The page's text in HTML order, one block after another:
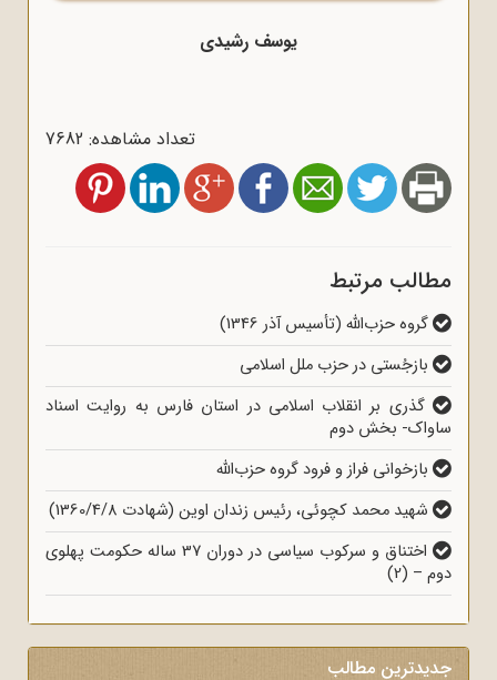
یوسف رشیدی
تعداد مشاهده: 7682
مطالب مرتبط
گروه حزب‌الله (تأسیس آذر 1346)
بازجُستی در حزب ملل اسلامی
گذری بر انقلاب اسلامی در استان فارس به روایت اسناد
ساواک- بخش دوم
بازخوانی فراز و فرود گروه حزب‌الله
شهید محمد کچوئی، رئیس زندان اوین (شهادت 1360/4/8)
اختناق و سرکوب سیاسی در دوران 37 ساله حکومت پهلوی
دوم – (2)
جدیدترین مطالب